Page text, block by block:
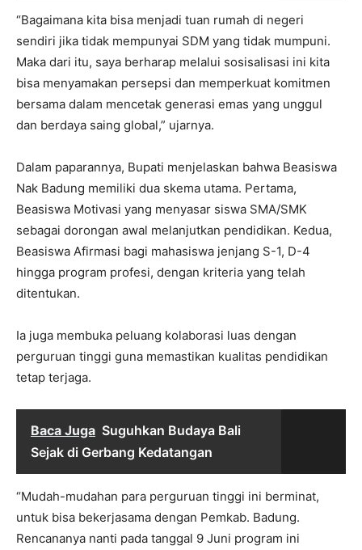
“Bagaimana kita bisa menjadi tuan rumah di negeri
sendiri jika tidak mempunyai SDM yang tidak mumpuni.
Maka dari itu, saya berharap melalui sosisalisasi ini kita
bisa menyamakan persepsi dan memperkuat komitmen
bersama dalam mencetak generasi emas yang unggul
dan berdaya saing global,” ujarnya.
Dalam paparannya, Bupati menjelaskan bahwa Beasiswa
Nak Badung memiliki dua skema utama. Pertama,
Beasiswa Motivasi yang menyasar siswa SMA/SMK
sebagai dorongan awal melanjutkan pendidikan. Kedua,
Beasiswa Afirmasi bagi mahasiswa jenjang S-1, D-4
hingga program profesi, dengan kriteria yang telah
ditentukan.
Ia juga membuka peluang kolaborasi luas dengan
perguruan tinggi guna memastikan kualitas pendidikan
tetap terjaga.
Baca Juga Suguhkan Budaya Bali
Sejak di Gerbang Kedatangan
“Mudah-mudahan para perguruan tinggi ini berminat,
untuk bisa bekerjasama dengan Pemkab. Badung.
Rencananya nanti pada tanggal 9 Juni program ini